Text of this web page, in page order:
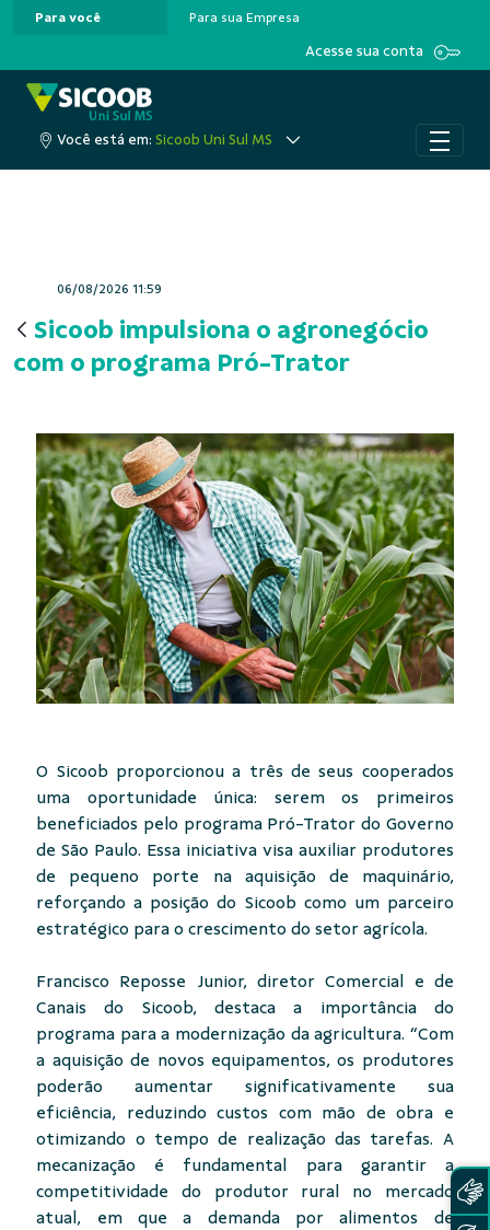
Pular para o Conteúdo principal
Para você Para sua Empresa
Acesse sua conta
Você está em: Sicoob Uni Sul MS
Sicoob impulsiona o agronegócio
com o programa Pró-Trator
06/08/2026 11:59
O Sicoob proporcionou a três de seus cooperados
uma oportunidade única: serem os primeiros
beneficiados pelo programa Pró-Trator do Governo
de São Paulo. Essa iniciativa visa auxiliar produtores
de pequeno porte na aquisição de maquinário,
reforçando a posição do Sicoob como um parceiro
estratégico para o crescimento do setor agrícola.
Francisco Reposse Junior, diretor Comercial e de
Canais do Sicoob, destaca a importância do
programa para a modernização da agricultura. “Com
a aquisição de novos equipamentos, os produtores
poderão aumentar significativamente sua
eficiência, reduzindo custos com mão de obra e
otimizando o tempo de realização das tarefas. A
mecanização é fundamental para garantir a
competitividade do produtor rural no mercado
atual, em que a demanda por alimentos de